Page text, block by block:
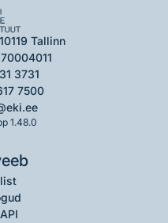
Tallinn
3731
7500
1.48.0